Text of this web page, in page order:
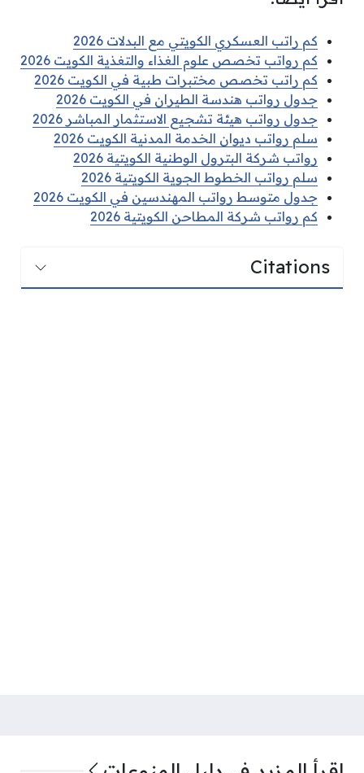
كم راتب العسكري الكويتي مع البدلات 2026
كم رواتب تخصص علوم الغذاء والتغذية الكويت 2026
كم راتب تخصص مختبرات طبية في الكويت 2026
جدول رواتب هندسة الطيران في الكويت 2026
جدول رواتب هيئة تشجيع الاستثمار المباشر 2026
سلم رواتب ديوان الخدمة المدنية الكويت 2026
رواتب شركة البترول الوطنية الكويتية 2026
سلم رواتب الخطوط الجوية الكويتية 2026
جدول متوسط رواتب المهندسين في الكويت 2026
كم رواتب شركة المطاحن الكويتية 2026
Citations